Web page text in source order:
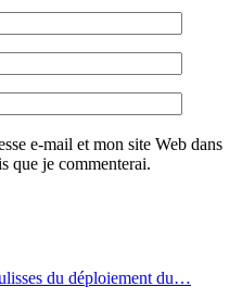
e-mail et mon site Web dans
que je commenterai.
du déploiement du…